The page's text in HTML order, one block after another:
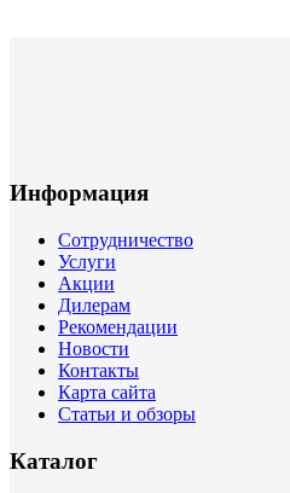
Информация
Сотрудничество
Услуги
Акции
Дилерам
Рекомендации
Новости
Контакты
Карта сайта
Статьи и обзоры
Каталог